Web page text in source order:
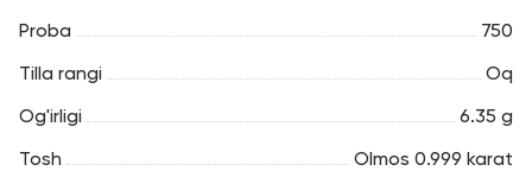
Proba 750
Tilla rangi Oq
Og'irligi 6.35 g
Tosh Olmos 0.999 karat